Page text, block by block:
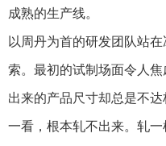
成熟的生产线。
以周丹为首的研发团队站
索。最初的试制场面令人焦
出来的产品尺寸却总是不
一看，根本轧不出来。轧